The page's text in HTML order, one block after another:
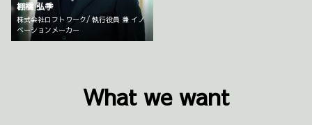
棚橋 弘季
株式会社ロフトワーク/ 執行役員 兼 イノ
ベーションメーカー
What we want